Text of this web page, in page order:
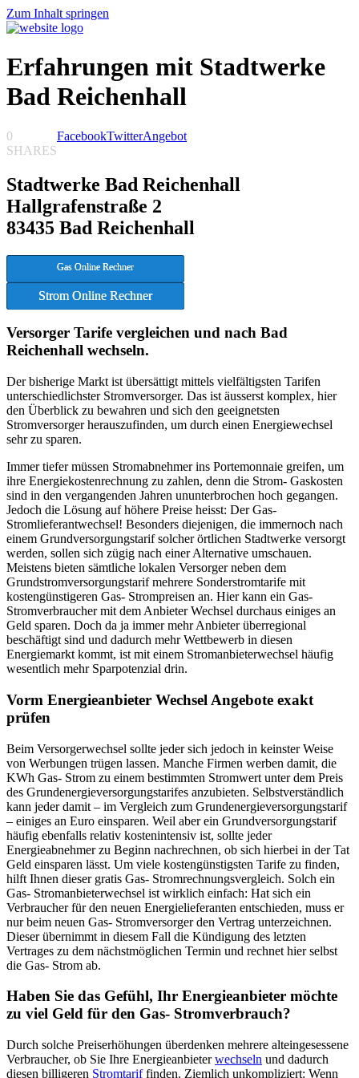
Zum Inhalt springen
Erfahrungen mit Stadtwerke
Bad Reichenhall
0
SHARES
FacebookTwitterAngebot
Stadtwerke Bad Reichenhall
Hallgrafenstraße 2
83435 Bad Reichenhall
Gas Online Rechner
Strom Online Rechner
Versorger Tarife vergleichen und nach Bad
Reichenhall wechseln.
Der bisherige Markt ist übersättigt mittels vielfältigsten Tarifen
unterschiedlichster Stromversorger. Das ist äusserst komplex, hier
den Überblick zu bewahren und sich den geeignetsten
Stromversorger herauszufinden, um durch einen Energiewechsel
sehr zu sparen.
Immer tiefer müssen Stromabnehmer ins Portemonnaie greifen, um
ihre Energiekostenrechnung zu zahlen, denn die Strom- Gaskosten
sind in den vergangenden Jahren ununterbrochen hoch gegangen.
Jedoch die Lösung auf höhere Preise heisst: Der Gas-
Stromlieferantwechsel! Besonders diejenigen, die immernoch nach
einem Grundversorgungstarif solcher örtlichen Stadtwerke versorgt
werden, sollen sich zügig nach einer Alternative umschauen.
Meistens bieten sämtliche lokalen Versorger neben dem
Grundstromversorgungstarif mehrere Sonderstromtarife mit
kostengünstigeren Gas- Strompreisen an. Hier kann ein Gas-
Stromverbraucher mit dem Anbieter Wechsel durchaus einiges an
Geld sparen. Doch da ja immer mehr Anbieter überregional
beschäftigt sind und dadurch mehr Wettbewerb in diesen
Energiemarkt kommt, ist mit einem Stromanbieterwechsel häufig
wesentlich mehr Sparpotenzial drin.
Vorm Energieanbieter Wechsel Angebote exakt
prüfen
Beim Versorgerwechsel sollte jeder sich jedoch in keinster Weise
von Werbungen trügen lassen. Manche Firmen werben damit, die
KWh Gas- Strom zu einem bestimmten Stromwert unter dem Preis
des Grundenergieversorgungstarifes anzubieten. Selbstverständlich
kann jeder damit – im Vergleich zum Grundenergieversorgungstarif
– einiges an Euro einsparen. Weil aber ein Grundversorgungstarif
häufig ebenfalls relativ kostenintensiv ist, sollte jeder
Energieabnehmer zu Beginn nachrechnen, ob sich hierbei in der Tat
Geld einsparen lässt. Um viele kostengünstigsten Tarife zu finden,
hilft Ihnen dieser gratis Gas- Stromrechnungsvergleich. Solch ein
Gas- Stromanbieterwechsel ist wirklich einfach: Hat sich ein
Verbraucher für den neuen Energielieferanten entschieden, muss er
nur beim neuen Gas- Stromversorger den Vertrag unterzeichnen.
Dieser übernimmt in diesem Fall die Kündigung des letzten
Vertrages zu dem nächstmöglichen Termin und rechnet hier selbst
die Gas- Strom ab.
Haben Sie das Gefühl, Ihr Energieanbieter möchte
zu viel Geld für den Gas- Stromverbrauch?
Durch solche Preiserhöhungen überdenken mehrere alteingesessene
Verbraucher, ob Sie Ihre Energieanbieterwechseln und dadurch
diesen billigeren Stromtariffinden. Ziemlich unkompliziert: Wenn